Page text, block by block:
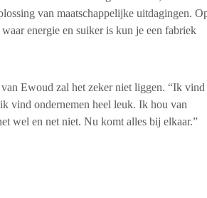
van maatschappelijke uitdagingen.
energie en suiker is kun je een fabriek
Ewoud zal het zeker niet liggen. “Ik vind
vind ondernemen heel leuk. Ik hou van
wel en net niet. Nu komt alles bij elkaar.”